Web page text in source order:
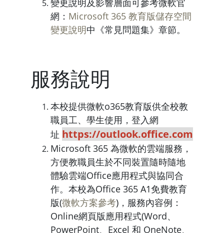
網： Microsoft 365 教育版儲存空間
變更說明中《常見問題集》章節。
服務說明
本校提供微軟o365教育版供全校教
職員工、學生使用，登入網
址 https://outlook.office.com
Microsoft 365 為微軟的雲端服務，
方便教職員生於不同裝置隨時隨地
體驗雲端Office應用程式與協同合
作。本校為Office 365 A1免費教育
版(微軟方案參考)，服務內容例：
Online網頁版應用程式(Word、
PowerPoint、Excel 和 OneNote、